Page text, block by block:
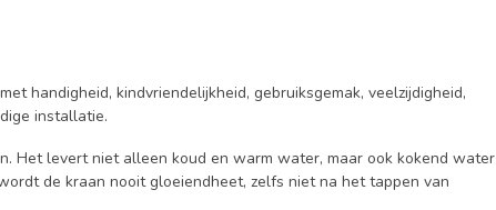
handigheid, kindvriendelijkheid, gebruiksgemak, veelzijdigheid,
installatie.
Het levert niet alleen koud en warm water, maar ook kokend water
de kraan nooit gloeiendheet, zelfs niet na het tappen van